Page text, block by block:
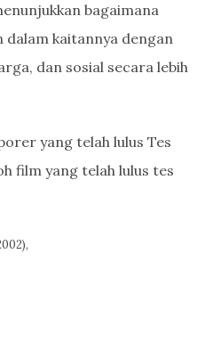
bagaimana
dalam kaitannya dengan
dan sosial secara lebih
yang telah lulus Tes
film yang telah lulus tes